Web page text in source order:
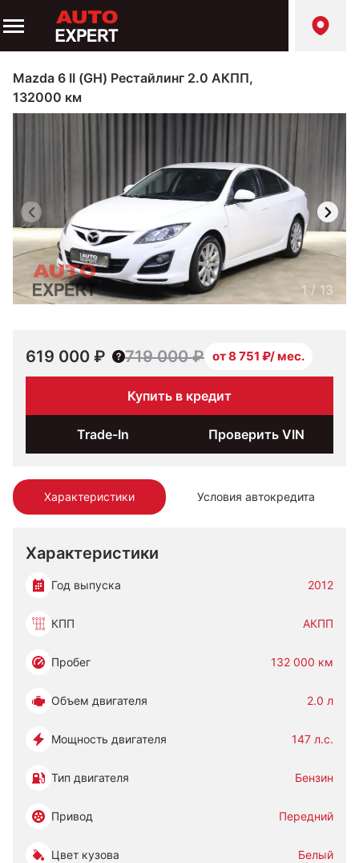
Mazda 6 II (GH) Рестайлинг 2.0 АКПП,
132000 км
Характеристики Условия автокредита
Характеристики
Год выпуска 2012
КПП АКПП
Пробег 132 000 км
Объем двигателя 2.0 л
Мощность двигателя 147 л.с.
Тип двигателя Бензин
Привод Передний
Цвет кузова Белый
1 / 13
619 000 ₽ 719 000 ₽ от 8 751 ₽/ мес.
Купить в кредит
Trade-In Проверить VIN